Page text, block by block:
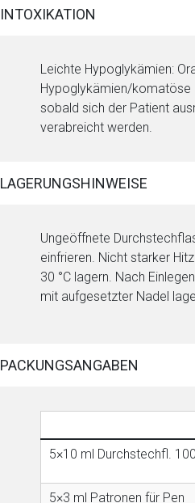
INTOXIKATION
Leichte Hypoglykämien:
Hypoglykämien/komatöse
sobald sich der Patient
verabreicht werden.
LAGERUNGSHINWEISE
Ungeöffnete
einfrieren. Nicht starker
30 °C lagern. Nach
mit aufgesetzter Nadel
PACKUNGSANGABEN
5×10 ml Durchstechfl. 100
5×3 ml Patronen für Pen